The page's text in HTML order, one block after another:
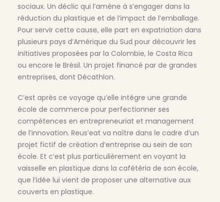
sociaux. Un déclic qui l’amène à s’engager dans la
réduction du plastique et de l’impact de l’emballage.
Pour servir cette cause, elle part en expatriation dans
plusieurs pays d’Amérique du Sud pour découvrir les
initiatives proposées par la Colombie, le Costa Rica
ou encore le Brésil. Un projet financé par de grandes
entreprises, dont Décathlon.
C’est après ce voyage qu’elle intègre une grande
école de commerce pour perfectionner ses
compétences en entrepreneuriat et management
de l’innovation. Reus’eat va naître dans le cadre d’un
projet fictif de création d’entreprise au sein de son
école. Et c’est plus particulièrement en voyant la
vaisselle en plastique dans la cafétéria de son école,
que l’idée lui vient de proposer une alternative aux
couverts en plastique.